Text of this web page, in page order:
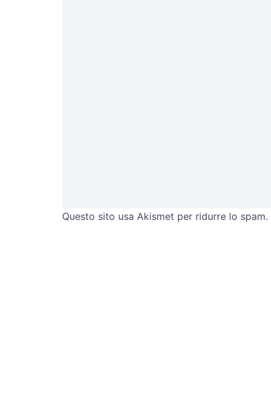
Questo sito usa Akismet per ridurre lo spam.